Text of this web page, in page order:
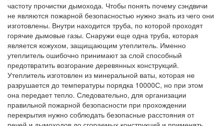
частоту прочистки дымохода. Чтобы понять почему сэндвичи
не являются пожарной безопасностью нужно знать из чего они
изготовлены. Внутри находится труба, по которой проходят
горячие дымовые газы. Снаружи еще одна труба, которая
является кожухом, защищающим утеплитель. Именно
утеплитель ошибочно принимают за слой способный
предотвратить возгорание деревянных конструкций.
Утеплитель изготовлен из минеральной ваты, которая не
разрушается до температуры порядка 10000С, но при этом
она передает тепло. Следовательно, для организации
правильной пожарной безопасности при прохождении
перекрытия нужно соблюдать безопасные расстояния от